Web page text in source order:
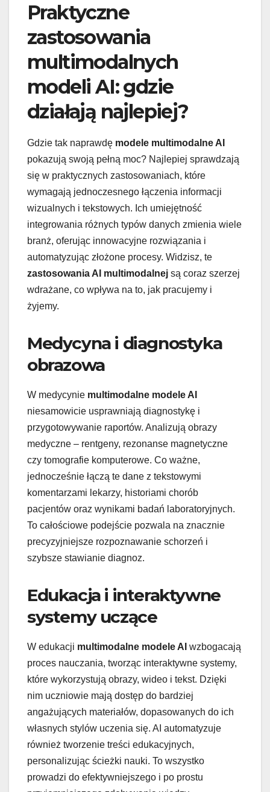
Praktyczne
zastosowania
multimodalnych
modeli AI: gdzie
działają najlepiej?
Gdzie tak naprawdę modele multimodalne AI
pokazują swoją pełną moc? Najlepiej sprawdzają
się w praktycznych zastosowaniach, które
wymagają jednoczesnego łączenia informacji
wizualnych i tekstowych. Ich umiejętność
integrowania różnych typów danych zmienia wiele
branż, oferując innowacyjne rozwiązania i
automatyzując złożone procesy. Widzisz, te
zastosowania AI multimodalnej są coraz szerzej
wdrażane, co wpływa na to, jak pracujemy i
żyjemy.
Medycyna i diagnostyka
obrazowa
W medycynie multimodalne modele AI
niesamowicie usprawniają diagnostykę i
przygotowywanie raportów. Analizują obrazy
medyczne – rentgeny, rezonanse magnetyczne
czy tomografie komputerowe. Co ważne,
jednocześnie łączą te dane z tekstowymi
komentarzami lekarzy, historiami chorób
pacjentów oraz wynikami badań laboratoryjnych.
To całościowe podejście pozwala na znacznie
precyzyjniejsze rozpoznawanie schorzeń i
szybsze stawianie diagnoz.
Edukacja i interaktywne
systemy uczące
W edukacji multimodalne modele AI wzbogacają
proces nauczania, tworząc interaktywne systemy,
które wykorzystują obrazy, wideo i tekst. Dzięki
nim uczniowie mają dostęp do bardziej
angażujących materiałów, dopasowanych do ich
własnych stylów uczenia się. AI automatyzuje
również tworzenie treści edukacyjnych,
personalizując ścieżki nauki. To wszystko
prowadzi do efektywniejszego i po prostu